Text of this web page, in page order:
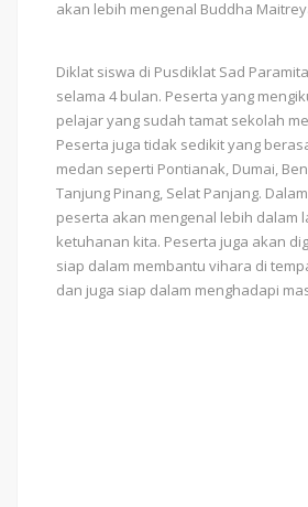
akan lebih mengenal Buddha
Diklat siswa di Pusdiklat Sad
selama 4 bulan. Peserta yang
pelajar yang sudah tamat sekolah
Peserta juga tidak sedikit yang
medan seperti Pontianak, Dumai,
Tanjung Pinang, Selat Panjang.
peserta akan mengenal lebih dalam
ketuhanan kita. Peserta juga akan
siap dalam membantu vihara di
dan juga siap dalam menghadapi